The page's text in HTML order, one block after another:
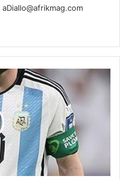
aDiallo@afrikmag.com